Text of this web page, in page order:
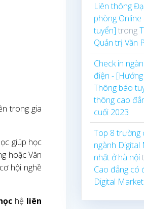
trong gia
giúp học
hoặc Văn
hội nghề
hệ liên
Liên thông
phòng
tuyển] trong
Quản trị Văn
Check in
điện -
Thông báo
thông cao
cuối 2023
Top 8 trường
ngành Digital
nhất ở hà nội
Cao đẳng có
Digital